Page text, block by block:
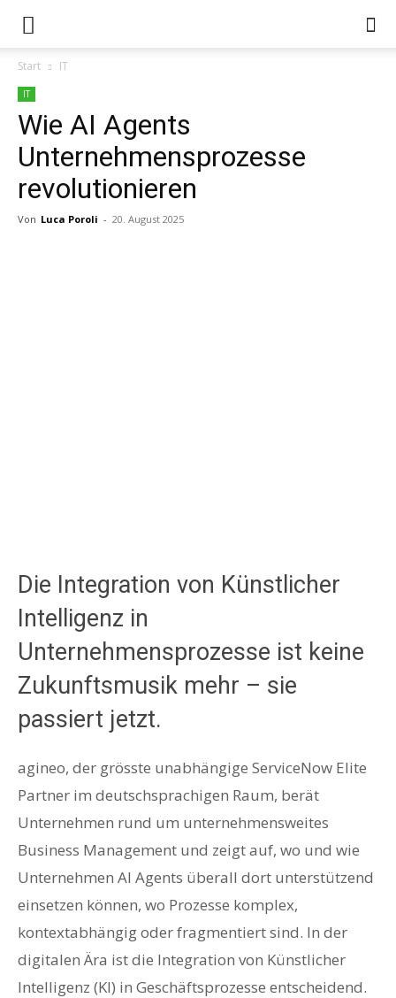
Start IT
IT
Wie AI Agents
Unternehmensprozesse
revolutionieren
Von Luca Poroli - 20. August 2025
Die Integration von Künstlicher
Intelligenz in
Unternehmensprozesse ist keine
Zukunftsmusik mehr – sie
passiert jetzt.
agineo, der grösste unabhängige ServiceNow Elite
Partner im deutschsprachigen Raum, berät
Unternehmen rund um unternehmensweites
Business Management und zeigt auf, wo und wie
Unternehmen AI Agents überall dort unterstützend
einsetzen können, wo Prozesse komplex,
kontextabhängig oder fragmentiert sind. In der
digitalen Ära ist die Integration von Künstlicher
Intelligenz (KI) in Geschäftsprozesse entscheidend.